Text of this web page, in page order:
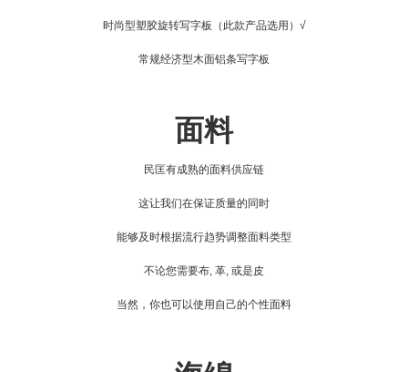
时尚型塑胶旋转写字板 （此款产品选用）√
常规经济型木面铝条写字板
面料
民匡有成熟的面料供应链
这让我们在保证质量的同时
能够及时根据流行趋势调整面料类型
不论您需要布, 革, 或是皮
当然，你也可以使用自己的个性面料